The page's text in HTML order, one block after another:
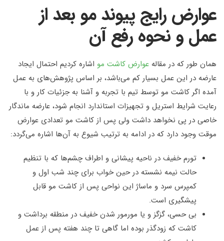
عوارض رایج پیوند مو بعد از
عمل و نحوه رفع آن
همان طور که در مقاله عوارض کاشت مو اشاره کردیم احتمال ایجاد
عارضه در این عمل بسیار کم می‌باشد، بر اساس پژوهش‌های به عمل
آمده اگر کاشت مو توسط تیم با تجربه و آشنا به جزئیات کار و با
رعایت شرایط استریل و تجهیزات استاندارد انجام شود، عارضه ماندگار
خاصی در پی نخواهد داشت ولی پس از کاشت مو تعدادی عوارض
موقت وجود دارد که در ادامه به ترتیب شیوع به آن‌ها اشاره می‌گردد:
تورم خفیف در ناحیه پیشانی و اطراف چشم‌ها که با تنظیم
حالت نیمه نشسته در حین خواب برای چند شب اول و
کمپرس سرد و ماساژ این نواحی پس از کاشت مو قابل
پیشگیری است.
بی حسی، گزگز و یا مورمور شدن خفیف در منطقه برداشت و
کاشت که زودگذر بوده اما گاهی تا چند هفته پس از عمل